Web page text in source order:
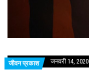
जीवन प्रकाश जनवरी 14, 2020